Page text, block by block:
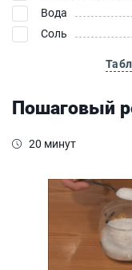
Вода
Соль
Пошаговый
20 минут